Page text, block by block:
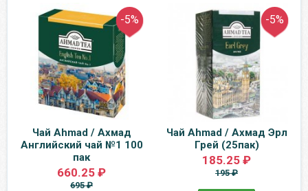
-5%
Чай Ahmad / Ахмад
Английский чай №1 100
пак
660.25 ₽
695 ₽
-5%
Чай Ahmad / Ахмад Эрл
Грей (25пак)
185.25 ₽
195 ₽